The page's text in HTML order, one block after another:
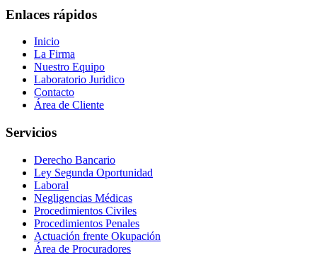
Enlaces rápidos
Inicio
La Firma
Nuestro Equipo
Laboratorio Juridico
Contacto
Área de Cliente
Servicios
Derecho Bancario
Ley Segunda Oportunidad
Laboral
Negligencias Médicas
Procedimientos Civiles
Procedimientos Penales
Actuación frente Okupación
Área de Procuradores